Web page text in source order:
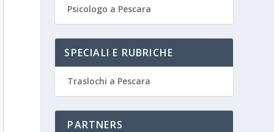
Psicologo a Pescara
SPECIALI E RUBRICHE
Traslochi a Pescara
PARTNERS